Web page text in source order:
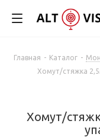
Главная - Каталог -
Хомут/стяжка
Хомут/